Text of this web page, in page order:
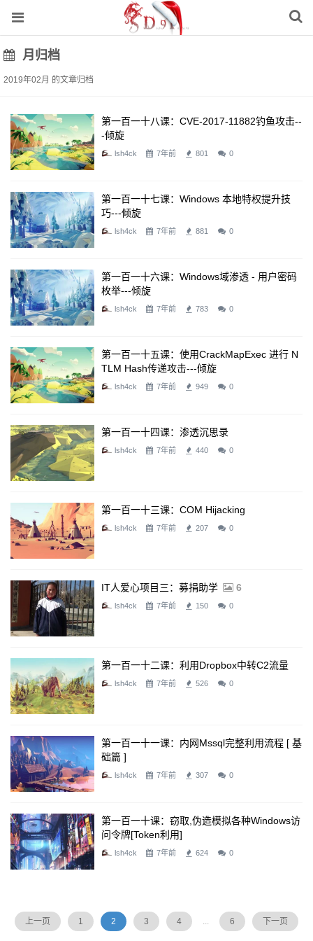
月归档
2019年02月 的文章归档
第一百一十八课：CVE-2017-11882钓鱼攻击--
-倾旋
lsh4ck 7年前 801 0
第一百一十七课：Windows 本地特权提升技
巧---倾旋
lsh4ck 7年前 881 0
第一百一十六课：Windows域渗透 - 用户密码
枚举---倾旋
lsh4ck 7年前 783 0
第一百一十五课：使用CrackMapExec 进行 N
TLM Hash传递攻击---倾旋
lsh4ck 7年前 949 0
第一百一十四课：渗透沉思录
lsh4ck 7年前 440 0
第一百一十三课：COM Hijacking
lsh4ck 7年前 207 0
IT人爱心项目三：募捐助学 6
lsh4ck 7年前 150 0
第一百一十二课：利用Dropbox中转C2流量
lsh4ck 7年前 526 0
第一百一十一课：内网mssql完整利用流程 [ 基
础篇 ]
lsh4ck 7年前 307 0
第一百一十课：窃取,伪造模拟各种windows访
问令牌[token利用]
lsh4ck 7年前 624 0
上一页 1 2 3 4 ... 6 下一页